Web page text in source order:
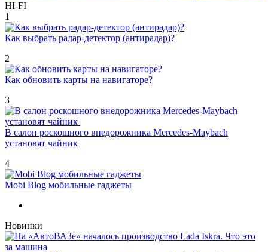
HI-FI
1
Как выбрать радар-детектор (антирадар)?
2
Как обновить карты на навигаторе?
3
В салон роскошного внедорожника Mercedes-Maybach
установят чайник
4
Mobi Blog мобильные гаджеты
Новинки